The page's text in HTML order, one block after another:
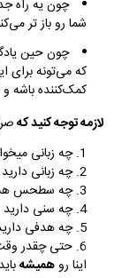
چون یه راه
شما رو باز تر
چون حین
که می‌تونه برای
کمک‌کننده باشه و
لازمه توجه کنید که
چه زبانی
چه زبانی
چه سطحس
چه سنی دارید
چه هدفی
حتی چقدر
اینا روهمیشه